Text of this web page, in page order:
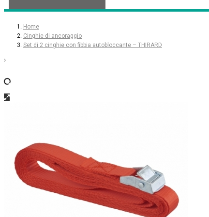
Home
Cinghie di ancoraggio
Set di 2 cinghie con fibbia autobloccante – THIRARD